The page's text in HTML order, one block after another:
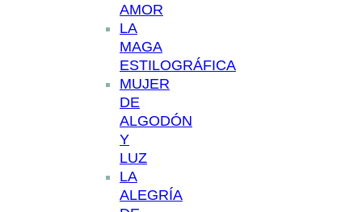
AMOR
LA
MAGA
ESTILOGRÁFICA
MUJER
DE
ALGODÓN
Y
LUZ
LA
ALEGRÍA